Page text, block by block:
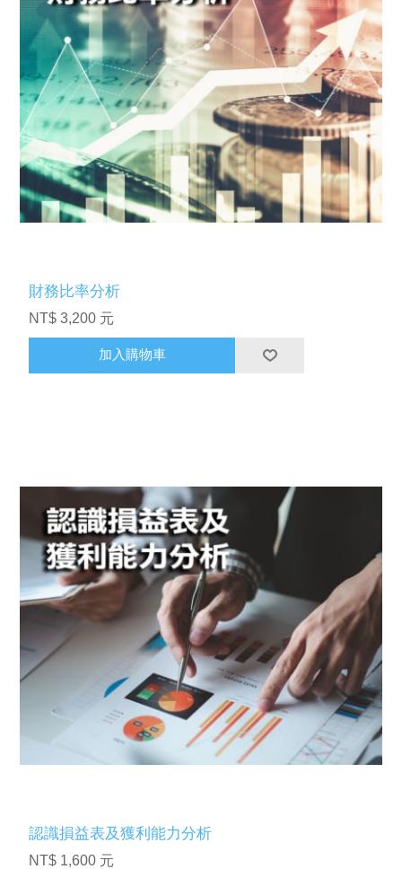
財務比率分析
NT$ 3,200 元
加入購物車
認識損益表及獲利能力分析
NT$ 1,600 元